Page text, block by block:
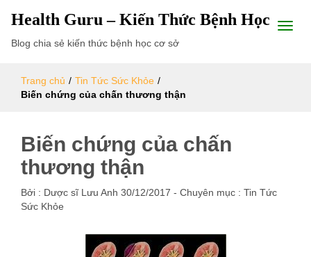
Health Guru – Kiến Thức Bệnh Học
Blog chia sẻ kiến thức bệnh học cơ sở
Trang chủ / Tin Tức Sức Khỏe /
Biến chứng của chấn thương thận
Biến chứng của chấn
thương thận
Bởi : Dược sĩ Lưu Anh 30/12/2017 - Chuyên mục : Tin Tức
Sức Khỏe